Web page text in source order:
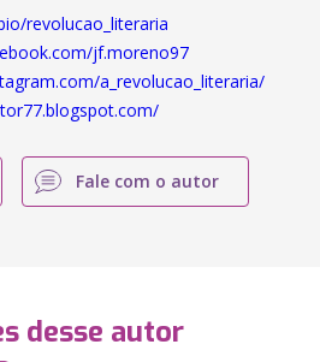
revolucao_literaria
jf.moreno97
a_revolucao_literaria/
Fale com o autor
desse autor